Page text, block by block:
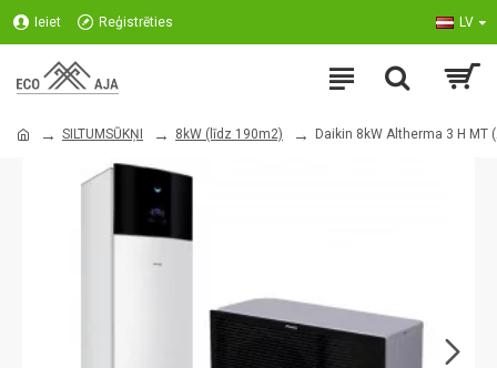
Ieiet Reģistrēties LV
SILTUMSŪKŅI 8kW (līdz 190m2) Daikin 8kW Altherma 3 H